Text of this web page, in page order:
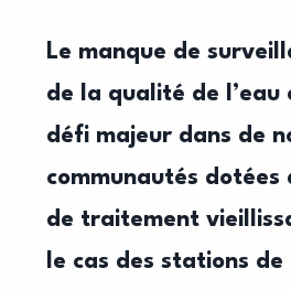
Le manque de
de la qualité de l’eau
défi majeur dans de
communautés dotées
de traitement
le cas des stations